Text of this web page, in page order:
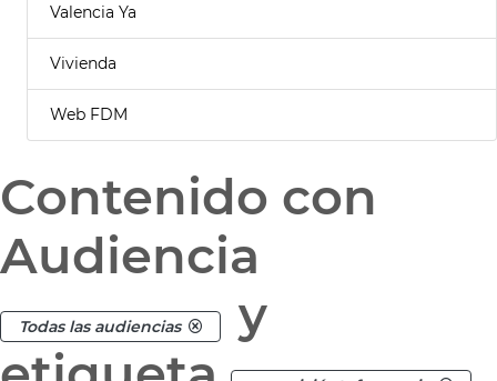
Valencia Ya
Vivienda
Web FDM
Contenido con
Audiencia
Todas las audiencias
y